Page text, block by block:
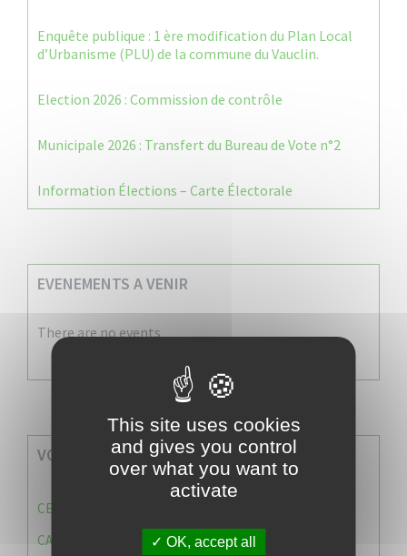
Enquête publique : 1 ère modification du Plan Local
d’Urbanisme (PLU) de la commune du Vauclin.
Election 2026 : Commission de contrôle
Municipale 2026 : Transfert du Bureau de Vote n°2
Information Élections – Carte Électorale
EVENEMENTS A VENIR
There are no events
VOS SERVICES MUNICIPAUX
CENTRE COMMUNAL D’ACTION SOCIALE (C.C.A.S)
CAISSE DES ÉCOLES
This site uses cookies
and gives you control
over what you want to
activate
OK, accept all